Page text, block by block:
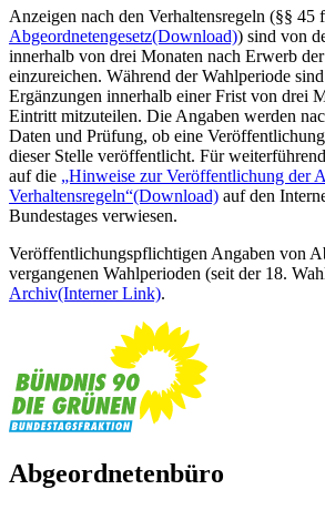
Anzeigen nach den Verhaltensregeln (§§ 45
Abgeordnetengesetz(Download)) sind von
innerhalb von drei Monaten nach Erwerb
einzureichen. Während der Wahlperiode
Ergänzungen innerhalb einer Frist von drei
Eintritt mitzuteilen. Die Angaben werden
Daten und Prüfung, ob eine
dieser Stelle veröffentlicht. Für
auf die „Hinweise zur Veröffentlichung der
Verhaltensregeln“(Download) auf den
Bundestages verwiesen.
Veröffentlichungspflichtigen Angaben von
vergangenen Wahlperioden (seit der 18.
Archiv(Interner Link).
Abgeordnetenbüro